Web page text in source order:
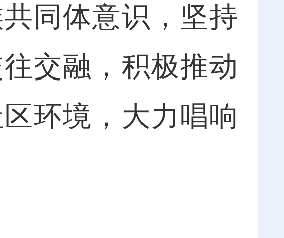
同体意识，坚持
交融，积极推动
环境，大力唱响